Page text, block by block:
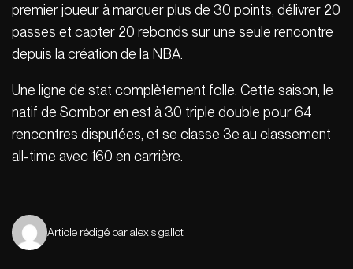
premier joueur à marquer plus de 30 points, délivrer 20
passes et capter 20 rebonds sur une seule rencontre
depuis la création de la NBA.
Une ligne de stat complètement folle. Cette saison, le
natif de Sombor en est à 30 triple double pour 64
rencontres disputées, et se classe 3e au classement
all-time avec 160 en carrière.
Article rédigé par alexis gallot